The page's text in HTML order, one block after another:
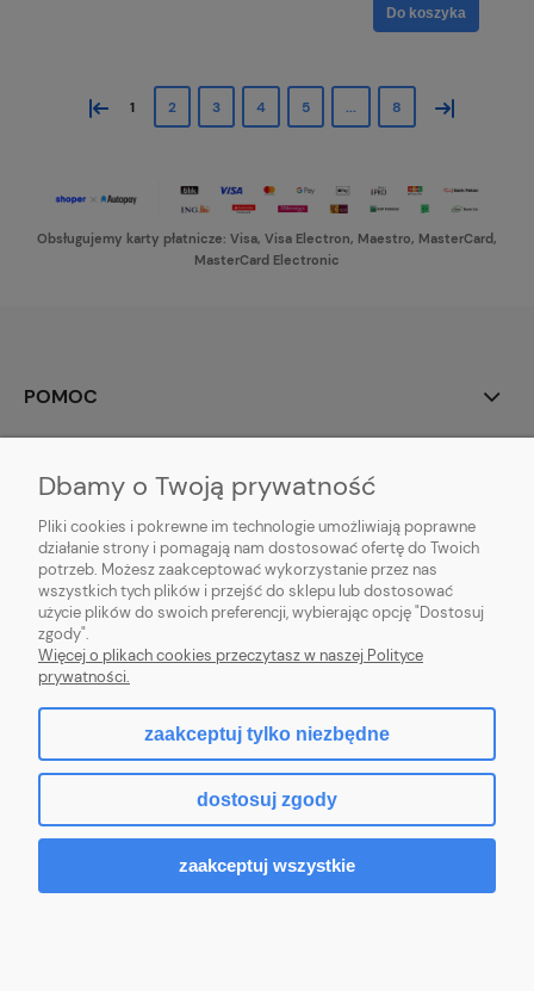
Do koszyka
« 1 2 3 4 5 ... 8 »
Obsługujemy karty płatnicze: Visa, Visa Electron, Maestro, MasterCard,
MasterCard Electronic
POMOC
PŁATNOŚCI I DOSTAWA
INFORMACJE
O NAS
Sklep internetowy Shoper Premium
Dbamy o Twoją prywatność
Pliki cookies i pokrewne im technologie umożliwiają poprawne
działanie strony i pomagają nam dostosować ofertę do Twoich
potrzeb. Możesz zaakceptować wykorzystanie przez nas
wszystkich tych plików i przejść do sklepu lub dostosować
użycie plików do swoich preferencji, wybierając opcję "Dostosuj
zgody".
Więcej o plikach cookies przeczytasz w naszej Polityce
prywatności.
zaakceptuj tylko niezbędne
dostosuj zgody
zaakceptuj wszystkie